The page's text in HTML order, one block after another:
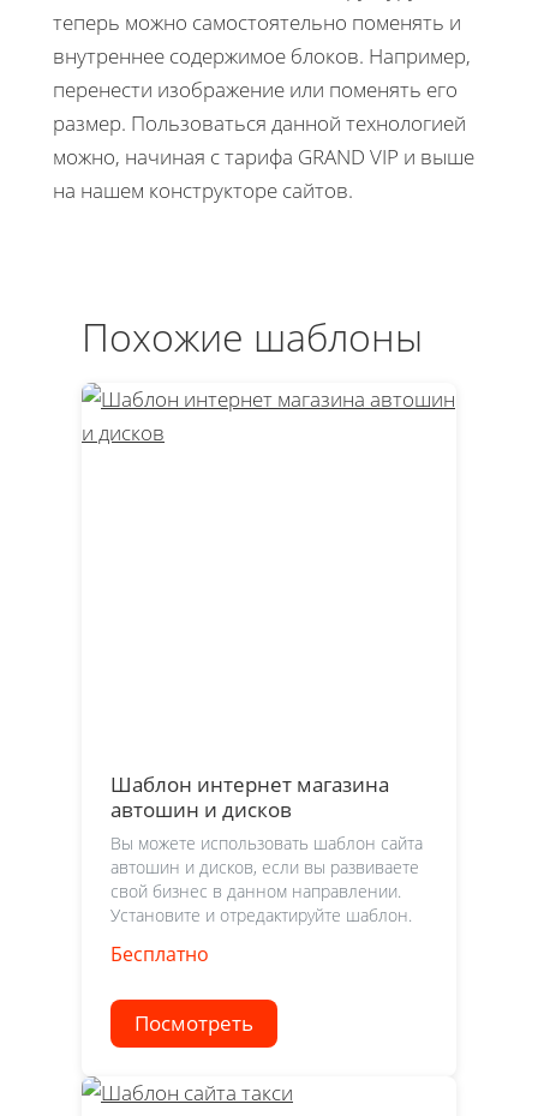
теперь можно самостоятельно поменять и
внутреннее содержимое блоков. Например,
перенести изображение или поменять его
размер. Пользоваться данной технологией
можно, начиная с тарифа GRAND VIP и выше
на нашем конструкторе сайтов.
Похожие шаблоны
Шаблон интернет магазина
автошин и дисков
Вы можете использовать шаблон сайта
автошин и дисков, если вы развиваете
свой бизнес в данном направлении.
Установите и отредактируйте шаблон.
Бесплатно
Посмотреть